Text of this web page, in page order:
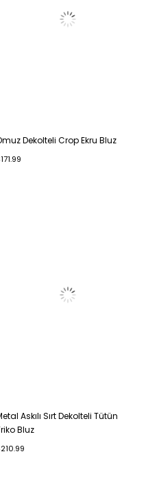
Dekolteli Crop Ekru Bluz
Askılı Sırt Dekolteli Tütün
Bluz